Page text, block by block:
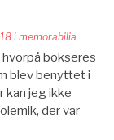
i memorabilia
bokseres
blev benyttet i
jeg ikke
der var